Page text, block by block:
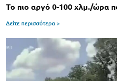
Το πιο αργό 0-100 χλμ./ώρα
Δείτε περισσότερα >